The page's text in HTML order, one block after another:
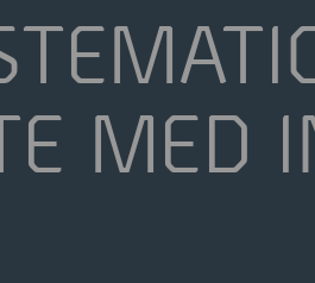
Bolagsstämma
Ledning
MED